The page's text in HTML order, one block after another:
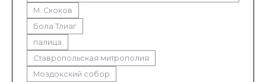
М. Скоков
Бола Тлиаг
палица
Ставропольская митрополия
Моздокский собор